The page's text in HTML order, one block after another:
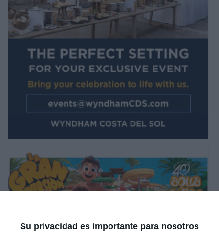
Su privacidad es importante para nosotros